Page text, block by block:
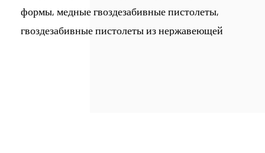
формы, медные гвоздезабивные пистолеты,
гвоздезабивные пистолеты из нержавеющей